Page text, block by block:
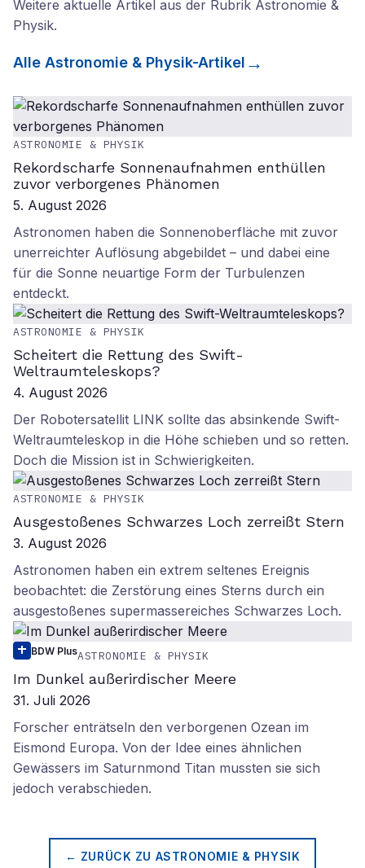
Weitere aktuelle Artikel aus der Rubrik Astronomie &
Physik.
Alle Astronomie & Physik-Artikel
ASTRONOMIE & PHYSIK
Rekordscharfe Sonnenaufnahmen enthüllen
zuvor verborgenes Phänomen
5. August 2026
Astronomen haben die Sonnenoberfläche mit zuvor
unerreichter Auflösung abgebildet – und dabei eine
für die Sonne neuartige Form der Turbulenzen
entdeckt.
ASTRONOMIE & PHYSIK
Scheitert die Rettung des Swift-
Weltraumteleskops?
4. August 2026
Der Robotersatellit LINK sollte das absinkende Swift-
Weltraumteleskop in die Höhe schieben und so retten.
Doch die Mission ist in Schwierigkeiten.
ASTRONOMIE & PHYSIK
Ausgestoßenes Schwarzes Loch zerreißt Stern
3. August 2026
Astronomen haben ein extrem seltenes Ereignis
beobachtet: die Zerstörung eines Sterns durch ein
ausgestoßenes supermassereiches Schwarzes Loch.
BDW PlusASTRONOMIE & PHYSIK
Im Dunkel außerirdischer Meere
31. Juli 2026
Forscher enträtseln den verborgenen Ozean im
Eismond Europa. Von der Idee eines ähnlichen
Gewässers im Saturnmond Titan mussten sie sich
jedoch verabschieden.
← ZURÜCK ZU ASTRONOMIE & PHYSIK